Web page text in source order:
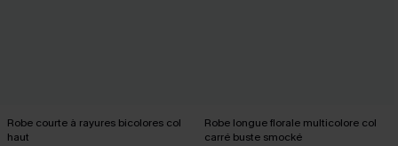
Robe courte à rayures bicolores col
haut
Robe longue florale multicolore col
carré buste smocké